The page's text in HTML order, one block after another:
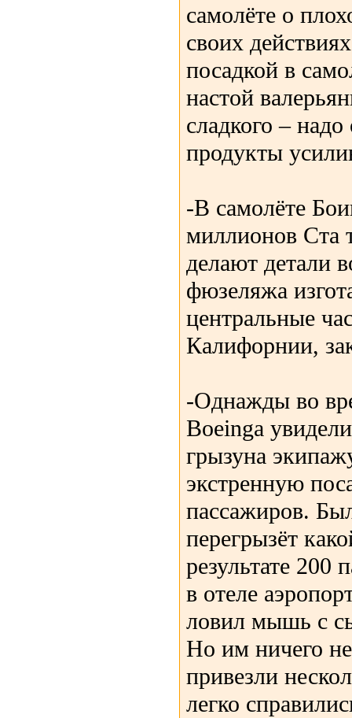
самолёте о
своих
посадкой в
настой
сладкого –
продукты
-В самолёте
миллионов Ста
делают детали
фюзеляжа
центральные
Калифорнии,
-Однажды во
Boeingа
грызуна
экстренную
пассажиров.
перегрызёт
результате 200
в отеле
ловил мышь с
Но им ничего не
привезли
легко